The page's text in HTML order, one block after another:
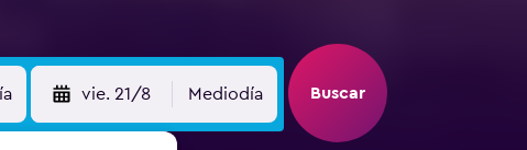
vie. 21/8 Mediodía Buscar